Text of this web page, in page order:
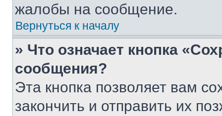
жалобы на сообщение.
Вернуться к началу
» Что означает кнопка
сообщения?
Эта кнопка позволяет вам
закончить и отправить их